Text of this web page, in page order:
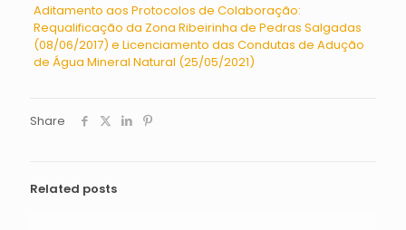
Aditamento aos Protocolos de Colaboração:
Requalificação da Zona Ribeirinha de Pedras Salgadas
(08/06/2017) e Licenciamento das Condutas de Adução
de Água Mineral Natural (25/05/2021)
Share
Related posts